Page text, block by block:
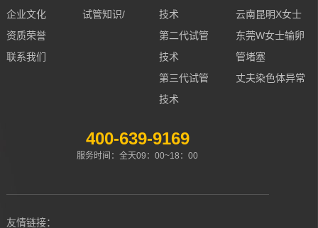
企业文化
资质荣誉
联系我们
试管知识/
技术
第二代试管
技术
第三代试管
技术
云南昆明X女士
东莞W女士输卵
管堵塞
丈夫染色体异常
400-639-9169
服务时间：全天09：00~18：00
友情链接：